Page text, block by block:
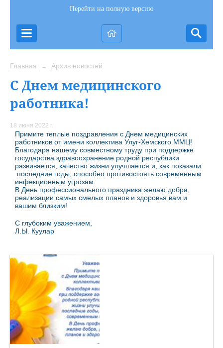
Перейти на полную версию
Главная → Архив новостей
С Днем медицинского
работника!
18 июня 2022 г.
Примите теплые поздравления с Днем медицинских
работников от имени коллектива Улуг-Хемского ММЦ!
Благодаря нашему совместному труду при поддержке
государства здравоохранение родной республики
развивается, качество жизни улучшается и, как показали
последние годы, способно противостоять современным
инфекционным угрозам.
В День профессионального праздника желаю добра,
реализации самых смелых планов и здоровья вам и
вашим близким!
С глубоким уважением,
Л.Ы. Куулар